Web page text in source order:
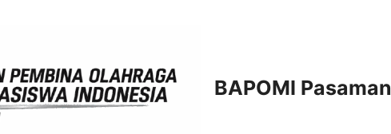
BAPOMI Pasaman